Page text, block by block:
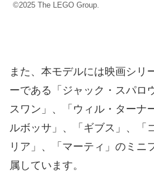
©2025 The LEGO Group.
また、本モデルには映画シリ
ーである「ジャック・スパロ
スワン」、「ウィル・ターナ
ルボッサ」、「ギブス」、「
リア」、「マーティ」のミニ
属しています。